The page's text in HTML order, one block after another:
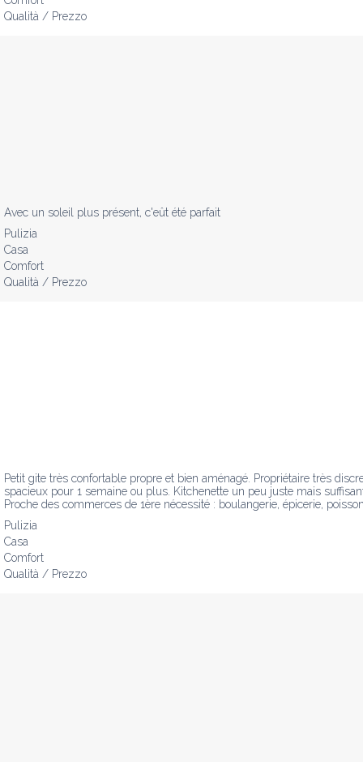
Qualità / Prezzo
Avec un soleil plus présent, c'eût été parfait
Pulizia
Casa
Comfort
Qualità / Prezzo
Petit gite très confortable propre et bien aménagé. Propriétaire très
spacieux pour 1 semaine ou plus. Kitchenette un peu juste mais
Proche des commerces de 1ère nécessité : boulangerie, épicerie,
Pulizia
Casa
Comfort
Qualità / Prezzo